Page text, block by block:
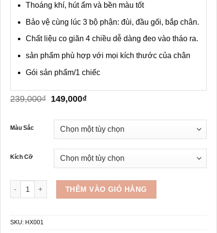
Thoáng khí, hút ẩm và bền màu tốt
Bảo vệ cùng lúc 3 bộ phận: đùi, đầu gối, bắp chân.
Chất liệu co giãn 4 chiều dễ dàng đeo vào tháo ra.
sản phẩm phù hợp với mọi kích thước của chân
Gói sản phẩm/1 chiếc
239,000₫ Giá
239,000₫.
149,000₫Giá
là:
149,000₫.
Màu Sắc
Kích Cỡ
Bảo vệ đầu gối loại dài AOLIKES HX001 số lượng
THÊM VÀO GIỎ HÀNG
SKU: HX001